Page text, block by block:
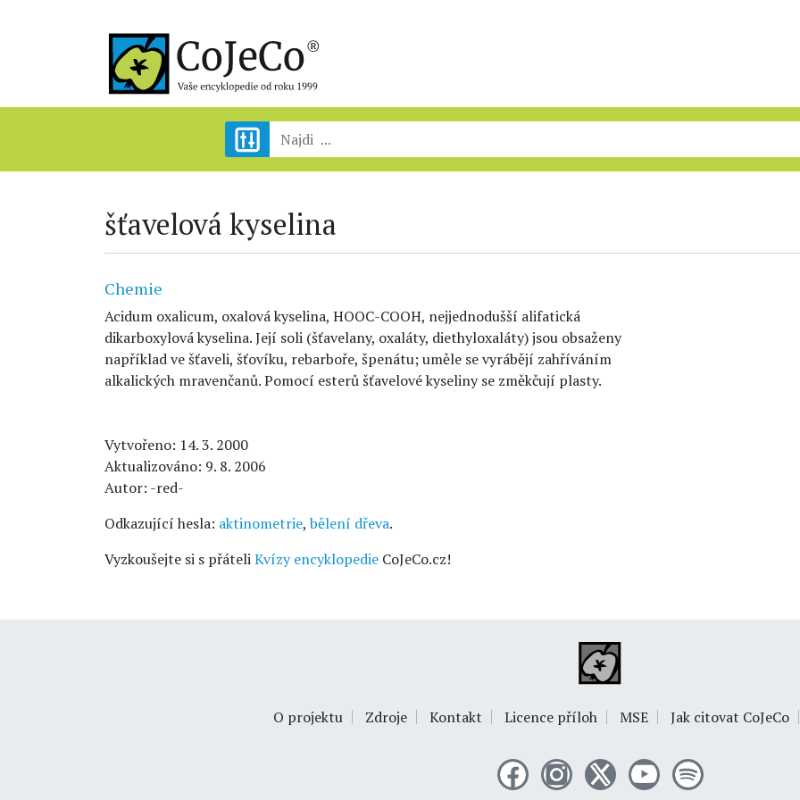
šťavelová kyselina
Chemie
Acidum oxalicum, oxalová kyselina, HOOC-COOH, nejjednodušší alifatická
dikarboxylová kyselina. Její soli (šťavelany, oxaláty, diethyloxaláty) jsou obsaženy
například ve šťaveli, šťovíku, rebarboře, špenátu; uměle se vyrábějí zahříváním
alkalických mravenčanů. Pomocí esterů šťavelové kyseliny se změkčují plasty.
Vytvořeno: 14. 3. 2000
Aktualizováno: 9. 8. 2006
Autor: -red-
Odkazující hesla: aktinometrie, bělení dřeva.
Vyzkoušejte si s přáteliKvízy encyklopedie CoJeCo.cz!
O projektu Zdroje Kontakt Licence příloh MSE Jak citovat CoJeCo